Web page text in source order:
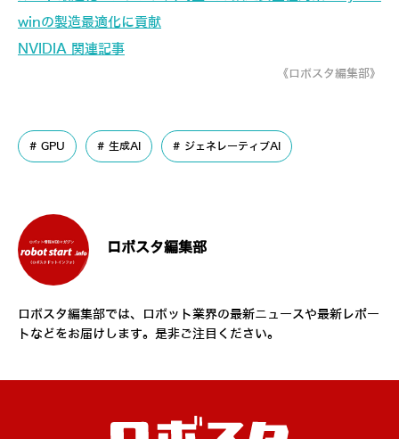
winの製造最適化に貢献
NVIDIA 関連記事
《ロボスタ編集部》
GPU 生成AI ジェネレーティブAI
ロボスタ編集部
ロボスタ編集部では、ロボット業界の最新ニュースや最新レポー
トなどをお届けします。是非ご注目ください。